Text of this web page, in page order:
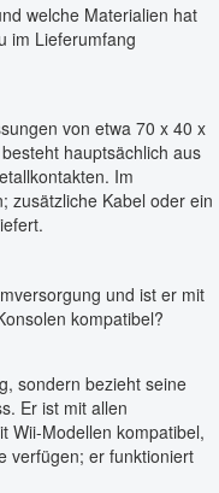
welche Materialien hat
im Lieferumfang
von etwa 70 x 40 x
hauptsächlich aus
Im
zusätzliche Kabel oder ein
und ist er mit
kompatibel?
sondern bezieht seine
Er ist mit allen
Wii-Modellen kompatibel,
verfügen; er funktioniert